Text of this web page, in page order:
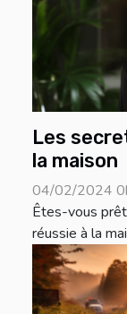
Les
la maison
04/02/2024
Êtes-vous
réussie à la